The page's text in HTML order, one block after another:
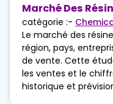
Marché Des
catégorie :-
Le marché des
région, pays,
de vente. Cette
les ventes et le
historique et